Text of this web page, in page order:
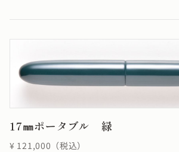
場合がございます≫
17㎜ポータブル 緑
¥ 121,000（税込）